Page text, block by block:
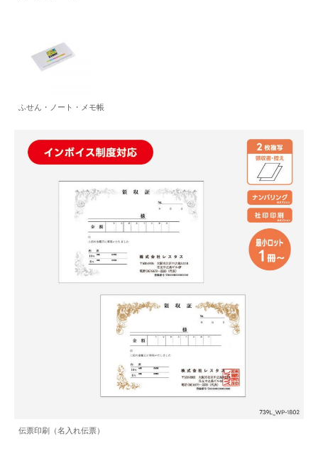
ふせん・ノート・メモ帳
伝票印刷（名入れ伝票）